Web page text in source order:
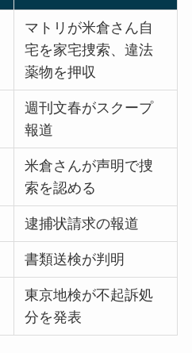
マトリが米倉さん自
宅を家宅捜索、違法
薬物を押収
週刊文春がスクープ
報道
米倉さんが声明で捜
索を認める
逮捕状請求の報道
書類送検が判明
東京地検が不起訴処
分を発表